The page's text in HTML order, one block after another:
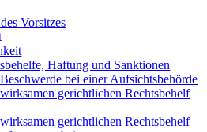
Vorsitzes
Haftung und Sanktionen
bei einer Aufsichtsbehörde
gerichtlichen Rechtsbehelf
gerichtlichen Rechtsbehelf